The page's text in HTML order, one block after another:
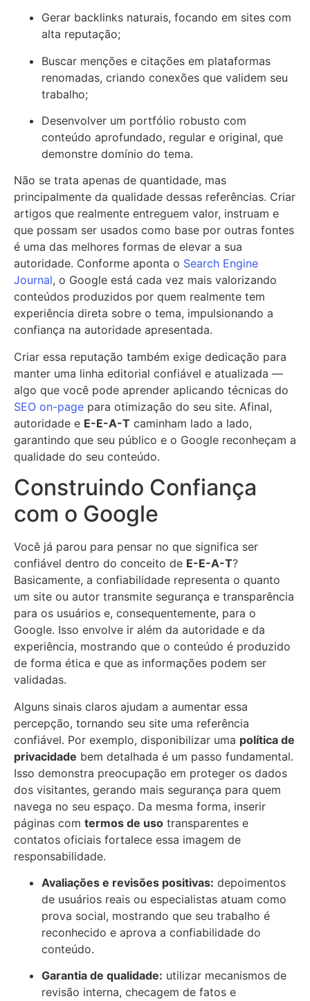
Gerar backlinks naturais, focando em sites com
alta reputação;
Buscar menções e citações em plataformas
renomadas, criando conexões que validem seu
trabalho;
Desenvolver um portfólio robusto com
conteúdo aprofundado, regular e original, que
demonstre domínio do tema.
Não se trata apenas de quantidade, mas
principalmente da qualidade dessas referências. Criar
artigos que realmente entreguem valor, instruam e
que possam ser usados como base por outras fontes
é uma das melhores formas de elevar a sua
autoridade. Conforme aponta o Search Engine
Journal, o Google está cada vez mais valorizando
conteúdos produzidos por quem realmente tem
experiência direta sobre o tema, impulsionando a
confiança na autoridade apresentada.
Criar essa reputação também exige dedicação para
manter uma linha editorial confiável e atualizada —
algo que você pode aprender aplicando técnicas do
SEO on-page para otimização do seu site. Afinal,
autoridade e E-E-A-T caminham lado a lado,
garantindo que seu público e o Google reconheçam a
qualidade do seu conteúdo.
Construindo Confiança
com o Google
Você já parou para pensar no que significa ser
confiável dentro do conceito de E-E-A-T?
Basicamente, a confiabilidade representa o quanto
um site ou autor transmite segurança e transparência
para os usuários e, consequentemente, para o
Google. Isso envolve ir além da autoridade e da
experiência, mostrando que o conteúdo é produzido
de forma ética e que as informações podem ser
validadas.
Alguns sinais claros ajudam a aumentar essa
percepção, tornando seu site uma referência
confiável. Por exemplo, disponibilizar uma política de
privacidade bem detalhada é um passo fundamental.
Isso demonstra preocupação em proteger os dados
dos visitantes, gerando mais segurança para quem
navega no seu espaço. Da mesma forma, inserir
páginas com termos de uso transparentes e
contatos oficiais fortalece essa imagem de
responsabilidade.
Avaliações e revisões positivas: depoimentos
de usuários reais ou especialistas atuam como
prova social, mostrando que seu trabalho é
reconhecido e aprova a confiabilidade do
conteúdo.
Garantia de qualidade: utilizar mecanismos de
revisão interna, checagem de fatos e